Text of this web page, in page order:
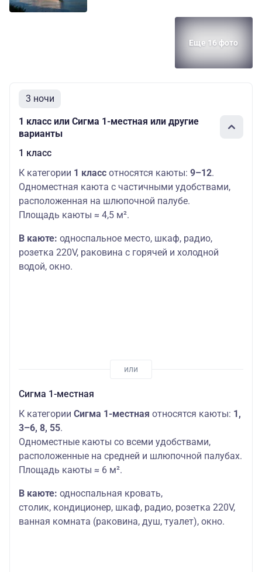
Еще 16 фото
3 ночи
1 класс или Сигма 1-местная или другие
варианты
1 класс
К категории 1 класс относятся каюты: 9–12.
Одноместная каюта с частичными удобствами,
расположенная на шлюпочной палубе.
Площадь каюты ≈ 4,5 м².
В каюте: односпальное место, шкаф, радио,
розетка 220V, раковина с горячей и холодной
водой, окно.
Сигма 1-местная
К категории Сигма 1-местная относятся каюты: 1,
3–6, 8, 55.
Одноместные каюты со всеми удобствами,
расположенные на средней и шлюпочной палубах.
Площадь каюты ≈ 6 м².
В каюте: односпальная кровать,
столик, кондиционер, шкаф, радио, розетка 220V,
ванная комната (раковина, душ, туалет), окно.